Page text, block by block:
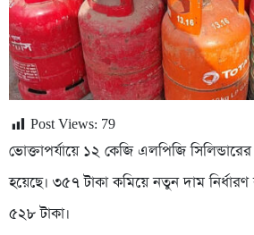
Post Views: 79
ভোক্তাপর্যায়ে ১২ কেজি এলপিজি
হয়েছে। ৩৫৭ টাকা কমিয়ে নতুন দাম
৫২৮ টাকা।